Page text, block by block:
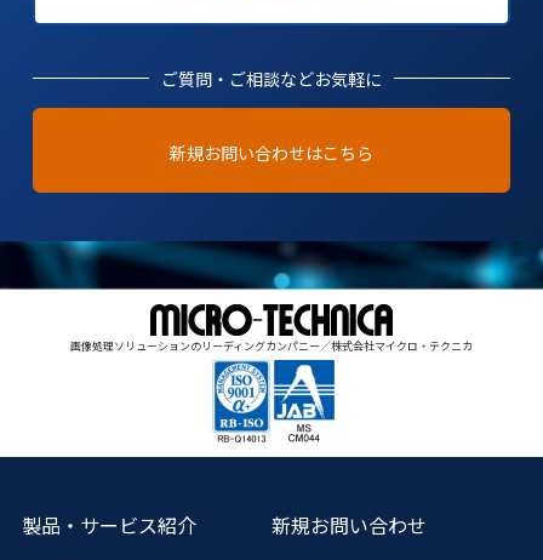
ご質問・ご相談などお気軽に
新規お問い合わせはこちら
画像処理ソリューションのリーディングカンパニー／株式会社マイクロ・テクニカ
製品・サービス紹介
新規お問い合わせ